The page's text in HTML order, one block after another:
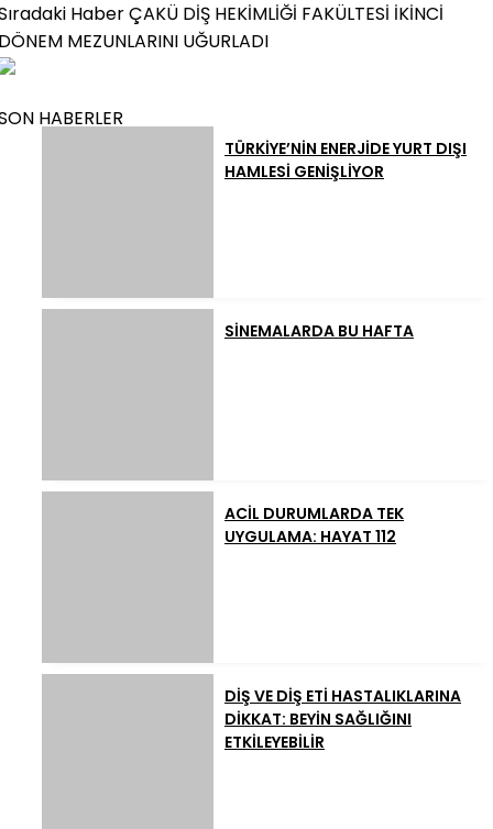
HaberÇAKÜ DİŞ HEKİMLİĞİ FAKÜLTESİ İKİNCİ
MEZUNLARINI UĞURLADI
HABERLER
TÜRKİYE’NİN ENERJİDE YURT DIŞI
HAMLESİ GENİŞLİYOR
SİNEMALARDA BU HAFTA
ACİL DURUMLARDA TEK
UYGULAMA: HAYAT 112
DİŞ VE DİŞ ETİ HASTALIKLARINA
DİKKAT: BEYİN SAĞLIĞINI
ETKİLEYEBİLİR